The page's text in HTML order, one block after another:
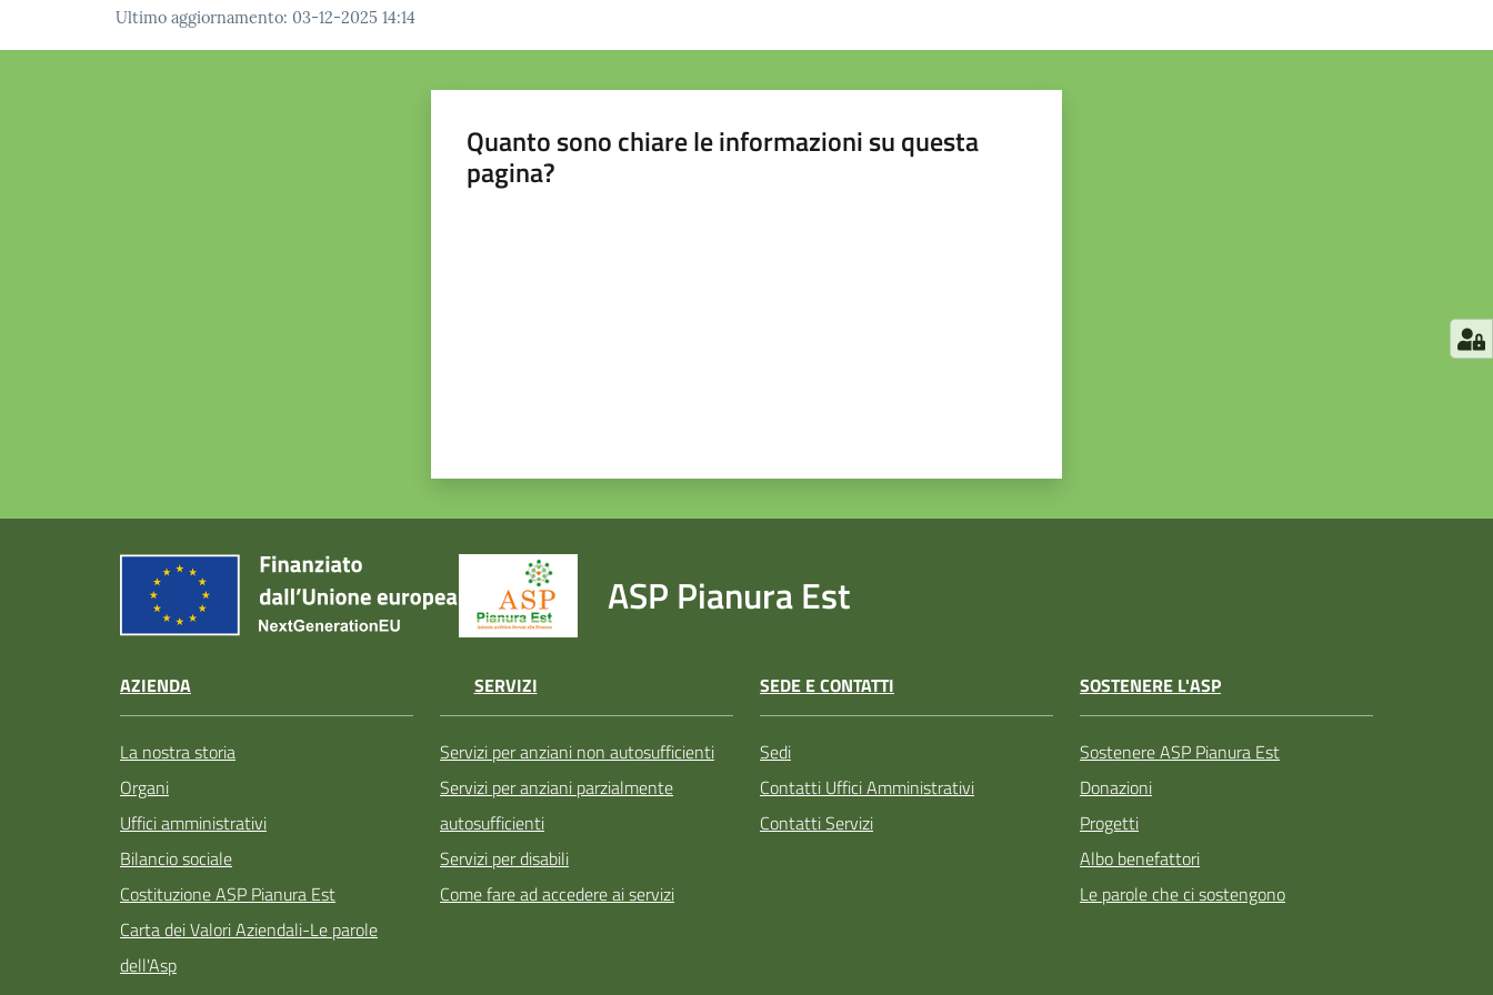
Ultimo aggiornamento: 03-12-2025 14:14
Quanto sono chiare le informazioni su questa
pagina?
ASP Pianura Est
AZIENDA
La nostra storia
Organi
Uffici amministrativi
Bilancio sociale
Costituzione ASP Pianura Est
Carta dei Valori Aziendali-Le parole
dell'Asp
SERVIZI
Servizi per anziani non autosufficienti
Servizi per anziani parzialmente
autosufficienti
Servizi per disabili
Come fare ad accedere ai servizi
SEDE E CONTATTI
Sedi
Contatti Uffici Amministrativi
Contatti Servizi
SOSTENERE L'ASP
Sostenere ASP Pianura Est
Donazioni
Progetti
Albo benefattori
Le parole che ci sostengono